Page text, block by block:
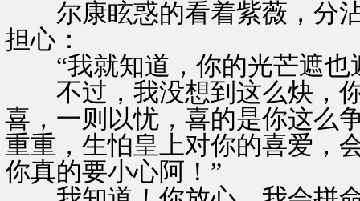
尔康眩惑的看着紫薇，分沾
担心：
“我就知道，你的光芒遮也
不过，我没想到这么炔，你
喜，一则以忧，喜的是你这么
重重，生怕皇上对你的喜爱，
你真的要小心阿！”